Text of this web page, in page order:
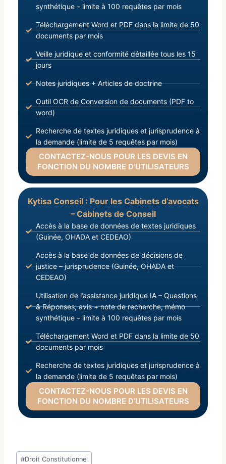
synthétique – limite à 100 requêtes par mois
Téléchargement Word et PDF dans la limite de 50
documents par mois
Veille juridique et conformité détaillée tous les 15
jours
Notes juridiques + Articles de doctrine
Outil OCR de Conversion de documents (PDF to
word)
Recherche de textes juridiques et jurisprudence à
la demande (limite de 5 requêtes par mois)
CONTACTEZ-NOUS POUR LES DEVIS EN
FONCTION DU NOMBRE D’UTILISATEURS
Kytisa Conseil : Pour les Cabinets d’avocats
– Cabinets de Conseil
Accès à la base de données de textes juridiques
(Guinée, OHADA et CEDEAO)
Accès à la base de données de décisions de
justice – jurisprudence (Guinée, OHADA et
CEDEAO)
Utilisation de l’assistance juridique IA – Questions
& Réponses, avis + note de recherche, mémo
synthétique – limite à 100 requêtes par mois
Téléchargement Word et PDF dans la limite de 50
documents par mois
Recherche de textes juridiques et jurisprudence à
la demande (limite de 5 requêtes par mois)
CONTACTEZ-NOUS POUR LES DEVIS EN
FONCTION DU NOMBRE D’UTILISATEURS
#Droit Constitutionnel